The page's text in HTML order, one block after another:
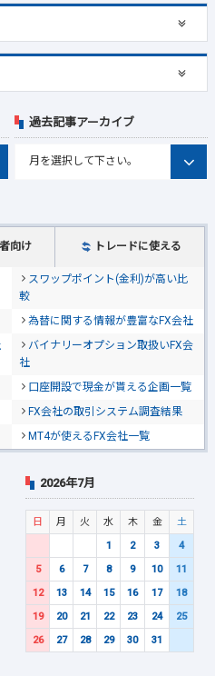
向け トレードに使える
スワップポイント(金利)が高い比
較
為替に関する情報が豊富なFX会社
バイナリーオプション取扱いFX会
社
口座開設で現金が貰える企画一覧
FX会社の取引システム調査結果
MT4が使えるFX会社一覧
過去記事アーカイブ
2026年7月
日 月 火 水 木 金
土
1
2 3
4
5
6 7 8 9 10
11
12
13 14 15 16 17
18
19
20 21 22 23 24
25
26
27 28 29 30 31